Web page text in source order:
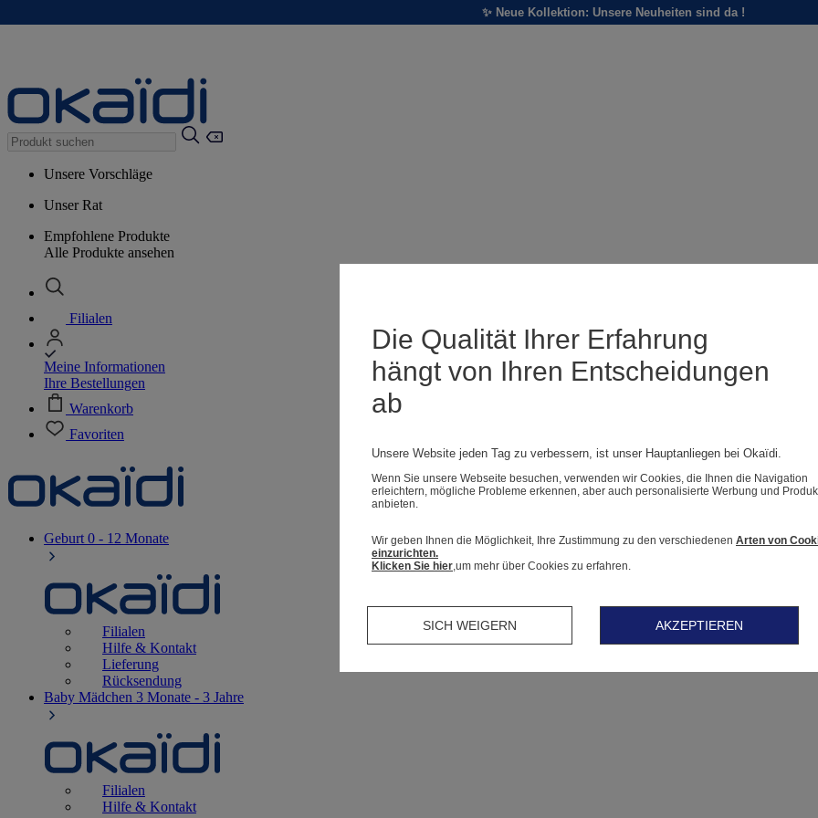
✨ Neue Kollektion: Unsere Neuheiten sind da !
Unsere Vorschläge
Unser Rat
Empfohlene Produkte
Alle Produkte ansehen
Filialen
Meine Informationen
Ihre Bestellungen
Warenkorb
Favoriten
Geburt 0 - 12 Monate
Filialen
Hilfe & Kontakt
Lieferung
Rücksendung
Baby Mädchen 3 Monate - 3 Jahre
Filialen
Hilfe & Kontakt
Die Qualität Ihrer Erfahrung
hängt von Ihren Entscheidungen
ab
Unsere Website jeden Tag zu verbessern, ist unser Hauptanliegen bei Okaïdi.
Wenn Sie unsere Webseite besuchen, verwenden wir Cookies, die Ihnen die Navigation
erleichtern, mögliche Probleme erkennen, aber auch personalisierte Werbung und
anbieten.
Wir geben Ihnen die Möglichkeit, Ihre Zustimmung zu den verschiedenen Arten von
einzurichten.
Klicken Sie hier ,um mehr über Cookies zu erfahren.
SICH WEIGERN AKZEPTIEREN